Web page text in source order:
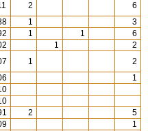
2
6
1
3
1 1
6
1
2
1
2
1
2
5
1